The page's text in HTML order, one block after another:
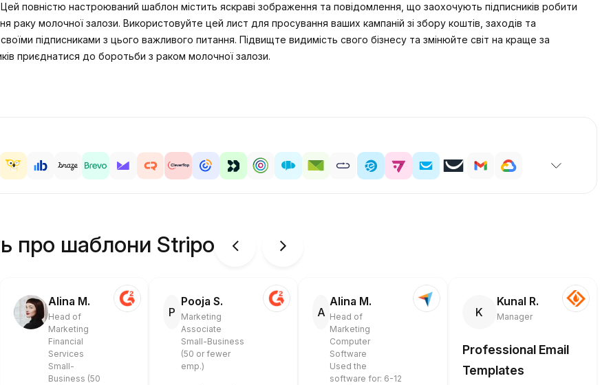
повністю настроюваний шаблон містить яскраві зображення та повідомлення, що заохочують підписників робити
молочної залози. Використовуйте цей лист для просування ваших кампаній зі збору коштів, заходів та
підписниками з цього важливого питання. Підвищте видимість свого бізнесу та змінюйте світ на краще за
приєднатися до боротьби з раком молочної залози.
про шаблони Stripo
Alina M.
Head of
Marketing
Financial
Services
Small-
Business (50
P
Pooja S.
Marketing
Associate
Small-Business
(50 or fewer
emp.)
A
Alina M.
Head of
Marketing
Computer
Software
Used the
software for: 6-12
K
Kunal R.
Manager
Professional Email
Templates